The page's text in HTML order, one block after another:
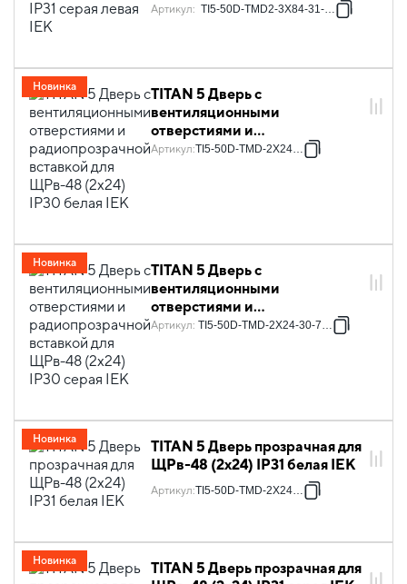
Артикул: TI5-50D-TMD2-3X84-31-7035
TITAN 5 Дверь с
вентиляционными
отверстиями и
радиопрозрачной вставкой
Артикул:TI5-50D-TMD-2X24-30
Новинка
TITAN 5 Дверь с
вентиляционными
отверстиями и
радиопрозрачной вставкой
Артикул: TI5-50D-TMD-2X24-30-7035
Новинка
TITAN 5 Дверь прозрачная для
ЩРв-48 (2х24) IP31 белая IEK
Артикул:TI5-50D-TMD-2X24-31
Новинка
TITAN 5 Дверь прозрачная для
Новинка